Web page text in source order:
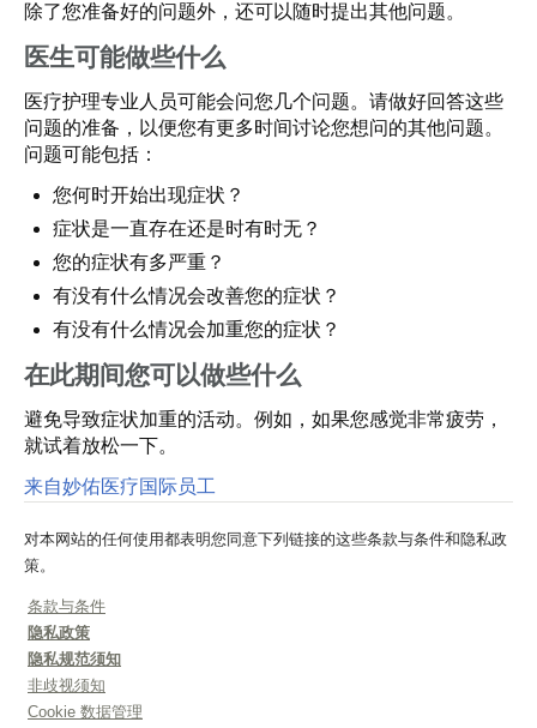
除了您准备好的问题外，还可以随时提出其他问题。
医生可能做些什么
医疗护理专业人员可能会问您几个问题。请做好回答这些
问题的准备，以便您有更多时间讨论您想问的其他问题。
问题可能包括：
您何时开始出现症状？
症状是一直存在还是时有时无？
您的症状有多严重？
有没有什么情况会改善您的症状？
有没有什么情况会加重您的症状？
在此期间您可以做些什么
避免导致症状加重的活动。例如，如果您感觉非常疲劳，
就试着放松一下。
来自妙佑医疗国际员工
对本网站的任何使用都表明您同意下列链接的这些条款与条件和隐私政
策。
条款与条件
隐私政策
隐私规范须知
非歧视须知
Cookie 数据管理